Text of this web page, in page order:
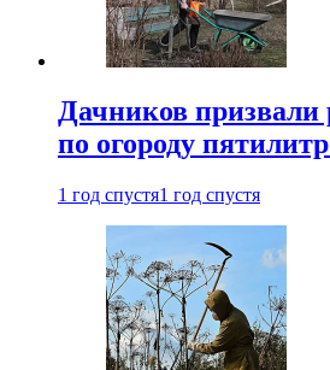
Дачников призвали
по огороду
1 год спустя1 год спустя